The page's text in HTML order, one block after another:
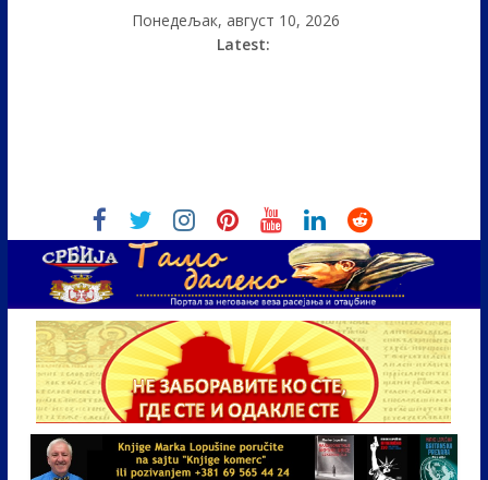
Понедељак, август 10, 2026
Latest: